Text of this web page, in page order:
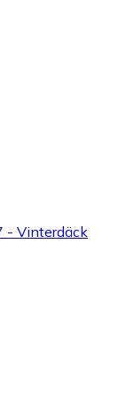
- Vinterdäck